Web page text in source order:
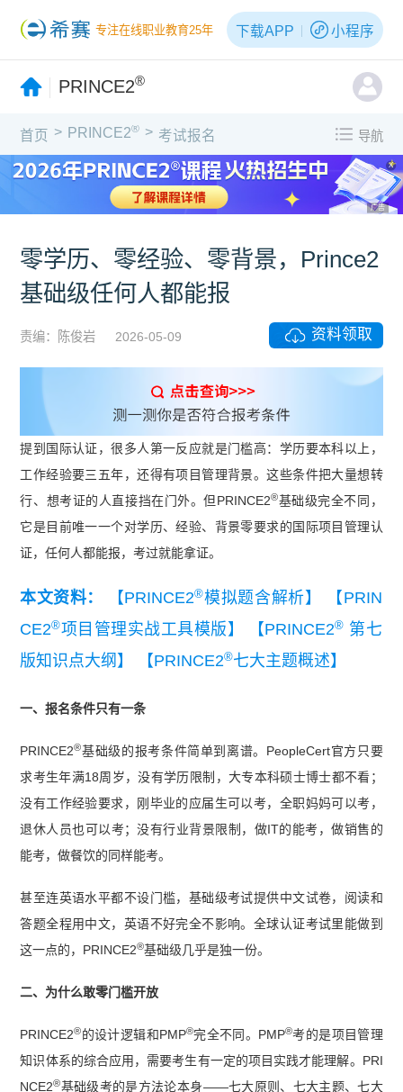
专注在线职业教育25年 下载APP 小程序
PRINCE2®
首页 > PRINCE2® > 考试报名 导航
X
广告
零学历、零经验、零背景，Prince2
基础级任何人都能报
责编：陈俊岩 2026-05-09 资料领取
提到国际认证，很多人第一反应就是门槛高：学历要本科以上，
工作经验要三五年，还得有项目管理背景。这些条件把大量想转
行、想考证的人直接挡在门外。但PRINCE2®基础级完全不同，
它是目前唯一一个对学历、经验、背景零要求的国际项目管理认
证，任何人都能报，考过就能拿证。
本文资料： 【PRINCE2®模拟题含解析】
【PRIN
CE2®项目管理实战工具模版】 【PRINCE2® 第七
版知识点大纲】
【PRINCE2®七大主题概述】
一、报名条件只有一条
PRINCE2®基础级的报考条件简单到离谱。PeopleCert官方只要
求考生年满18周岁，没有学历限制，大专本科硕士博士都不看；
没有工作经验要求，刚毕业的应届生可以考，全职妈妈可以考，
退休人员也可以考；没有行业背景限制，做IT的能考，做销售的
能考，做餐饮的同样能考。
甚至连英语水平都不设门槛，基础级考试提供中文试卷，阅读和
答题全程用中文，英语不好完全不影响。全球认证考试里能做到
这一点的，PRINCE2®基础级几乎是独一份。
二、为什么敢零门槛开放
PRINCE2®的设计逻辑和PMP®完全不同。PMP®考的是项目管理
知识体系的综合应用，需要考生有一定的项目实践才能理解。PRI
NCE2®基础级考的是方法论本身——七大原则、七大主题、七大